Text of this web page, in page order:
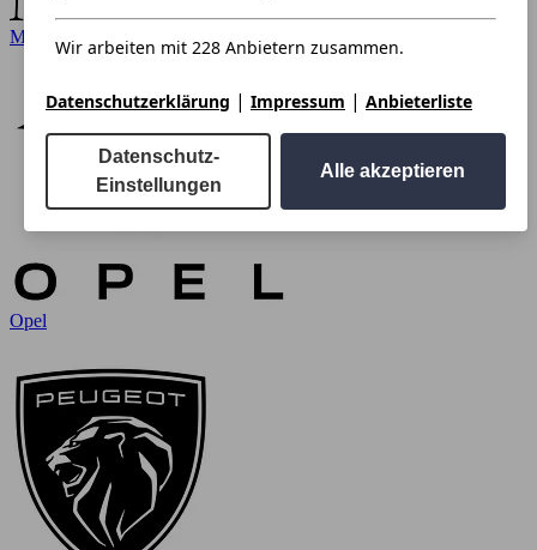
Mercedes-Benz
Opel
Wir arbeiten mit 228 Anbietern zusammen.
Datenschutzerklärung | Impressum | Anbieterliste
Datenschutz-
Einstellungen
Alle akzeptieren